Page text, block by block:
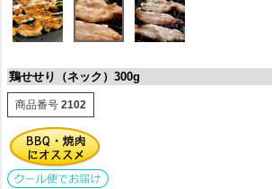
鶏せせり（ネック）300g
商品番号 2102